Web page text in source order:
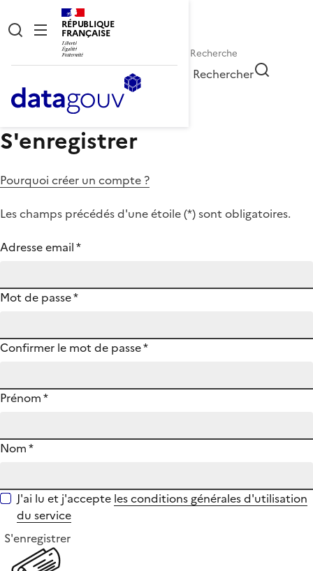
RÉPUBLIQUE
FRANÇAISE
Rechercher
S'enregistrer
Pourquoi créer un compte ?
Les champs précédés d'une étoile (*) sont obligatoires.
Adresse email*
Mot de passe*
Confirmer le mot de passe*
Prénom*
Nom*
J'ai lu et j'accepte les conditions générales d'utilisation
du service
S'enregistrer